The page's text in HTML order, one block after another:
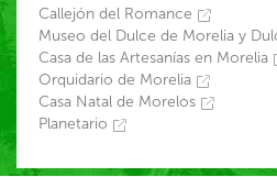
Callejón del Romance
Museo del Dulce de Morelia y
Casa de las Artesanías en Morelia
Orquidario de Morelia
Casa Natal de Morelos
Planetario